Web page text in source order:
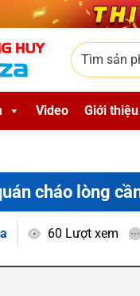
Tìm sản
Video Giới thiệu
cháo lòng
60 Lượt xem